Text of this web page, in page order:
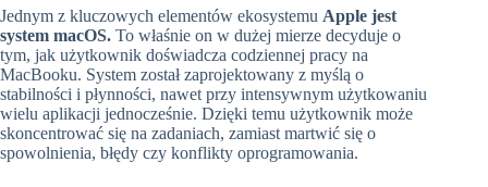
Jednym z kluczowych elementów ekosystemu Apple jest
system macOS. To właśnie on w dużej mierze decyduje o
tym, jak użytkownik doświadcza codziennej pracy na
MacBooku. System został zaprojektowany z myślą o
stabilności i płynności, nawet przy intensywnym użytkowaniu
wielu aplikacji jednocześnie. Dzięki temu użytkownik może
skoncentrować się na zadaniach, zamiast martwić się o
spowolnienia, błędy czy konflikty oprogramowania.